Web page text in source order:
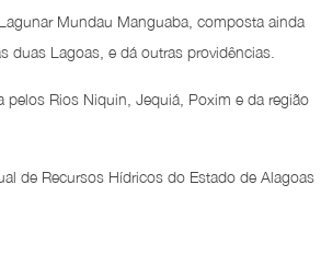
Mundau Manguaba, composta ainda
duas Lagoas, e dá outras providências.
pelos Rios Niquin, Jequiá, Poxim e da região
de Recursos Hídricos do Estado de Alagoas